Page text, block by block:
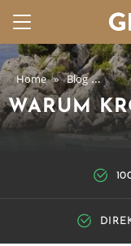
Home Blog